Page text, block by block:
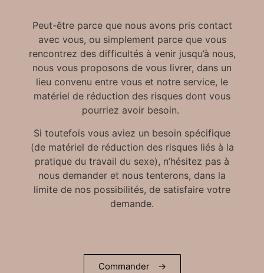
Peut-être parce que nous avons pris contact
avec vous, ou simplement parce que vous
rencontrez des difficultés à venir jusqu’à nous,
nous vous proposons de vous livrer, dans un
lieu convenu entre vous et notre service, le
matériel de réduction des risques dont vous
pourriez avoir besoin.
Si toutefois vous aviez un besoin spécifique
(de matériel de réduction des risques liés à la
pratique du travail du sexe), n’hésitez pas à
nous demander et nous tenterons, dans la
limite de nos possibilités, de satisfaire votre
demande.
Commander →